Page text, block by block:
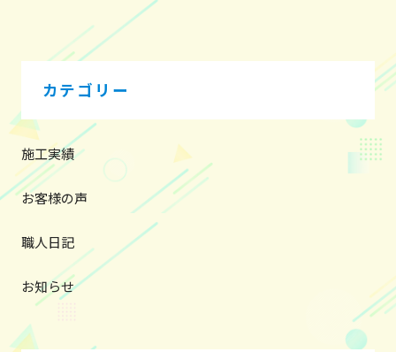
ゲ
ー
ョ
ン
カテゴリー
施工実績
お客様の声
職人日記
お知らせ